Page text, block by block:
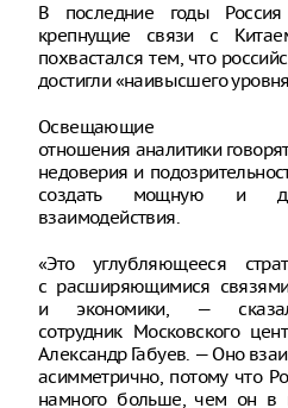
В последние годы Россия
крепнущие связи с
похвастался тем, что
достигли «наивысшего
Освещающие
отношения аналитики
недоверия и
создать мощную и
взаимодействия.
«Это углубляющееся
с расширяющимися
и экономики, —
сотрудник Московского
Александр Габуев. — Оно
асимметрично, потому что
намного больше, чем он в